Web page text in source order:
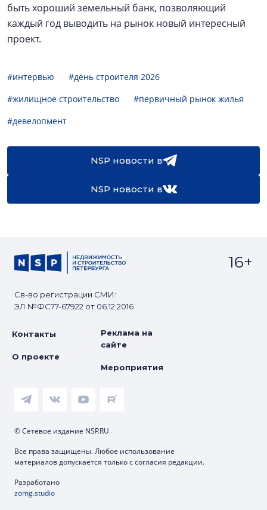
быть хороший земельный банк, позволяющий
каждый год выводить на рынок новый интересный
проект.
#интервью
#день строителя 2026
#жилищное строительство
#первичный рынок жилья
#девелопмент
NSP новости в
NSP новости в
Св-во регистрации СМИ:
ЭЛ №ФС77-67922 от 06.12.2016
16+
Контакты
О проекте
Реклама на
сайте
Мероприятия
© Сетевое издание NSP.RU
Все права защищены. Любое использование
материалов допускается только с согласия редакции.
Разработано
zomg.studio